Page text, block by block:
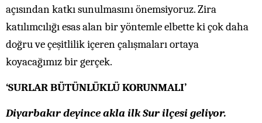
açısından katkı sunulmasını önemsiyoruz. Zira
katılımcılığı esas alan bir yöntemle elbette ki çok daha
doğru ve çeşitlilik içeren çalışmaları ortaya
koyacağımız bir gerçek.
‘SURLAR BÜTÜNLÜKLÜ KORUNMALI’
Diyarbakır deyince akla ilk Sur ilçesi geliyor.